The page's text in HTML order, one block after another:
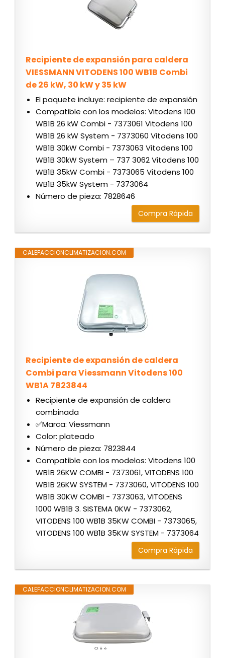
Recipiente de expansión para caldera
VIESSMANN VITODENS 100 WB1B Combi
de 26 kW, 30 kW y 35 kW
El paquete incluye: recipiente de expansión
Compatible con los modelos: Vitodens 100
WB1B 26 kW Combi - 7373061 Vitodens 100
WB1B 26 kW System - 7373060 Vitodens 100
WB1B 30kW Combi - 7373063 Vitodens 100
WB1B 30kW System – 737 3062 Vitodens 100
WB1B 35kW Combi - 7373065 Vitodens 100
WB1B 35kW System - 7373064
Número de pieza: 7828646
Compra Rápida
CALEFACCIONCLIMATIZACION.COM
Recipiente de expansión de caldera
Combi para Viessmann Vitodens 100
WB1A 7823844
Recipiente de expansión de caldera
combinada
✅Marca: Viessmann
Color: plateado
Número de pieza: 7823844
Compatible con los modelos: Vitodens 100
WB1B 26KW COMBI - 7373061, VITODENS 100
WB1B 26KW SYSTEM - 7373060, VITODENS 100
WB1B 30KW COMBI - 7373063, VITODENS
1000 WB1B 3. SISTEMA 0KW - 7373062,
VITODENS 100 WB1B 35KW COMBI - 7373065,
VITODENS 100 WB1B 35KW SYSTEM - 7373064
Compra Rápida
CALEFACCIONCLIMATIZACION.COM